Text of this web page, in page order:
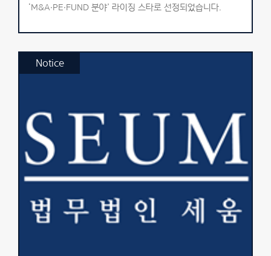
‘M&A·PE·FUND 분야’ 라이징 스타로 선정되었습니다.
Notice